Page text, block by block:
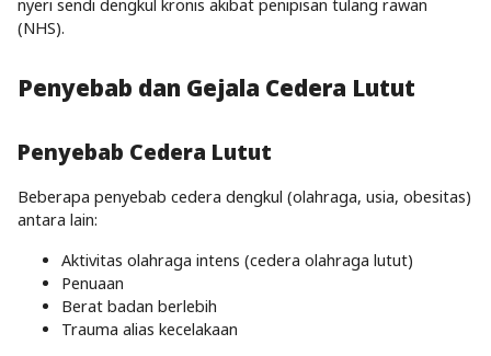
nyeri sendi dengkul kronis akibat penipisan tulang rawan
(NHS).
Penyebab dan Gejala Cedera Lutut
Penyebab Cedera Lutut
Beberapa penyebab cedera dengkul (olahraga, usia, obesitas)
antara lain:
Aktivitas olahraga intens (cedera olahraga lutut)
Penuaan
Berat badan berlebih
Trauma alias kecelakaan